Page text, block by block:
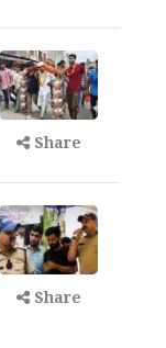
Share
Share